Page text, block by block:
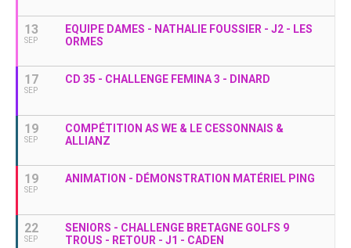
13
SEP
EQUIPE DAMES - NATHALIE FOUSSIER - J2 - LES
ORMES
17
SEP
CD 35 - CHALLENGE FEMINA 3 - DINARD
19
SEP
COMPÉTITION AS WE & LE CESSONNAIS &
ALLIANZ
19
SEP
ANIMATION - DÉMONSTRATION MATÉRIEL PING
22
SEP
SENIORS - CHALLENGE BRETAGNE GOLFS 9
TROUS - RETOUR - J1 - CADEN